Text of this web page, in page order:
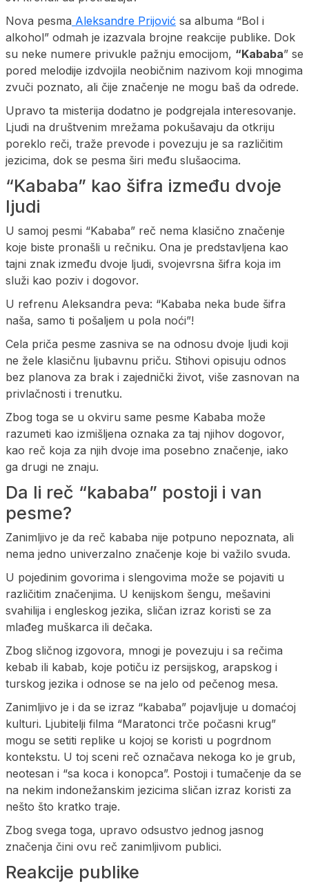
Nova pesma Aleksandre Prijović sa albuma “Bol i
alkohol” odmah je izazvala brojne reakcije publike. Dok
su neke numere privukle pažnju emocijom, “Kababa” se
pored melodije izdvojila neobičnim nazivom koji mnogima
zvuči poznato, ali čije značenje ne mogu baš da odrede.
Upravo ta misterija dodatno je podgrejala interesovanje.
Ljudi na društvenim mrežama pokušavaju da otkriju
poreklo reči, traže prevode i povezuju je sa različitim
jezicima, dok se pesma širi među slušaocima.
“Kababa” kao šifra između dvoje
ljudi
U samoj pesmi “Kababa” reč nema klasično značenje
koje biste pronašli u rečniku. Ona je predstavljena kao
tajni znak između dvoje ljudi, svojevrsna šifra koja im
služi kao poziv i dogovor.
U refrenu Aleksandra peva: “Kababa neka bude šifra
naša, samo ti pošaljem u pola noći”!
Cela priča pesme zasniva se na odnosu dvoje ljudi koji
ne žele klasičnu ljubavnu priču. Stihovi opisuju odnos
bez planova za brak i zajednički život, više zasnovan na
privlačnosti i trenutku.
Zbog toga se u okviru same pesme Kababa može
razumeti kao izmišljena oznaka za taj njihov dogovor,
kao reč koja za njih dvoje ima posebno značenje, iako
ga drugi ne znaju.
Da li reč “kababa” postoji i van
pesme?
Zanimljivo je da reč kababa nije potpuno nepoznata, ali
nema jedno univerzalno značenje koje bi važilo svuda.
U pojedinim govorima i slengovima može se pojaviti u
različitim značenjima. U kenijskom šengu, mešavini
svahilija i engleskog jezika, sličan izraz koristi se za
mlađeg muškarca ili dečaka.
Zbog sličnog izgovora, mnogi je povezuju i sa rečima
kebab ili kabab, koje potiču iz persijskog, arapskog i
turskog jezika i odnose se na jelo od pečenog mesa.
Zanimljivo je i da se izraz “kababa” pojavljuje u domaćoj
kulturi. Ljubitelji filma “Maratonci trče počasni krug”
mogu se setiti replike u kojoj se koristi u pogrdnom
kontekstu. U toj sceni reč označava nekoga ko je grub,
neotesan i “sa koca i konopca”. Postoji i tumačenje da se
na nekim indonežanskim jezicima sličan izraz koristi za
nešto što kratko traje.
Zbog svega toga, upravo odsustvo jednog jasnog
značenja čini ovu reč zanimljivom publici.
Reakcije publike